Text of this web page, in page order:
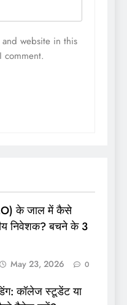
website in this
comment.
के जाल में कैसे
निवेशक? बचने के 3
May 23, 2026 0
कॉलेज स्टूडेंट या